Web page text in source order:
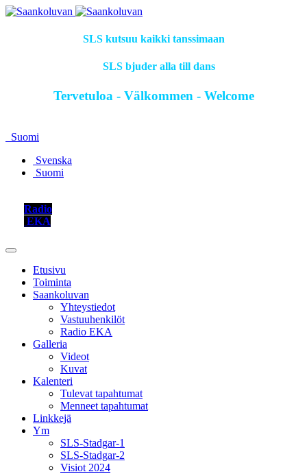
SLS kutsuu kaikki tanssimaan
SLS bjuder alla till dans
Tervetuloa - Välkommen - Welcome
Suomi
Svenska
Suomi
Radio
EKA
Etusivu
Toiminta
Saankoluvan
Yhteystiedot
Vastuuhenkilöt
Radio EKA
Galleria
Videot
Kuvat
Kalenteri
Tulevat tapahtumat
Menneet tapahtumat
Linkkejä
Ym
SLS-Stadgar-1
SLS-Stadgar-2
Visiot 2024